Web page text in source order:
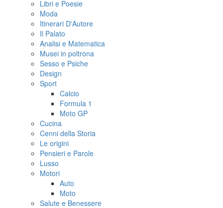
Libri e Poesie
Moda
Itinerari D'Autore
Il Palato
Analisi e Matematica
Musei in poltrona
Sesso e Psiche
Design
Sport
Calcio
Formula 1
Moto GP
Cucina
Cenni della Storia
Le origini
Pensieri e Parole
Lusso
Motori
Auto
Moto
Salute e Benessere